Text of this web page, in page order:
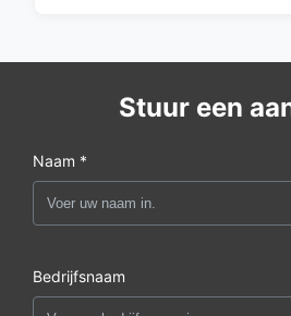
Stuur een
Naam *
Bedrijfsnaam